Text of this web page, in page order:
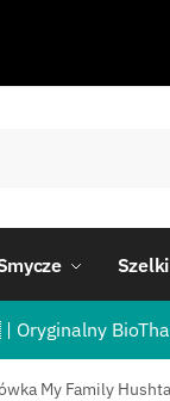
Szelki
My Family